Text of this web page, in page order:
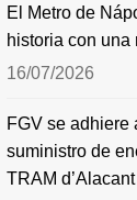
El Metro de
historia con una
16/07/2026
FGV se adhiere
suministro de
TRAM d’Alacant